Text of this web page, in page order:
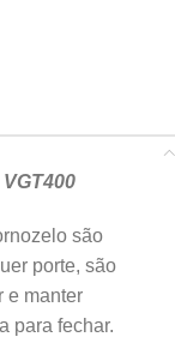
são
porte, são
e manter
para fechar.